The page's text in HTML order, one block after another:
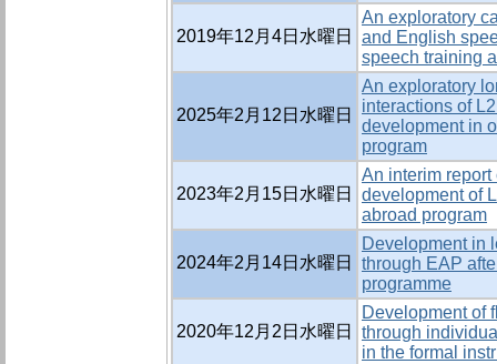
2019年12月4日水曜日
An exploratory
and English
speech training
2025年2月12日水曜日
An exploratory
interactions of
development in
program
2023年2月15日水曜日
An interim
development of
abroad program
2024年2月14日水曜日
Development in
through EAP
programme
2020年12月2日水曜日
Development of
through
in the formal